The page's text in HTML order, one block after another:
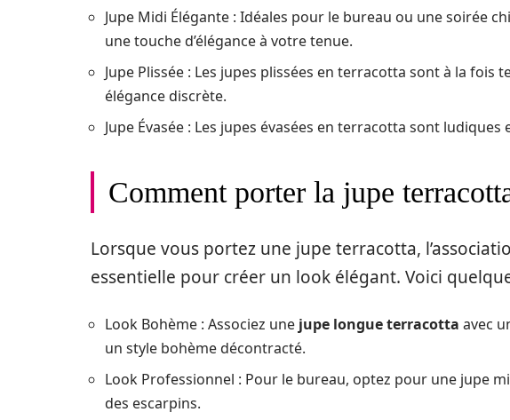
Jupe Midi Élégante : Idéales pour le bureau ou une soirée
une touche d’élégance à votre tenue.
Jupe Plissée : Les jupes plissées en terracotta sont à la
élégance discrète.
Jupe Évasée : Les jupes évasées en terracotta sont
Comment porter la jupe
Lorsque vous portez une jupe terracotta,
essentielle pour créer un look élégant. Voici
Look Bohème : Associez une jupe longue terracotta avec
un style bohème décontracté.
Look Professionnel : Pour le bureau, optez pour une jupe
des escarpins.